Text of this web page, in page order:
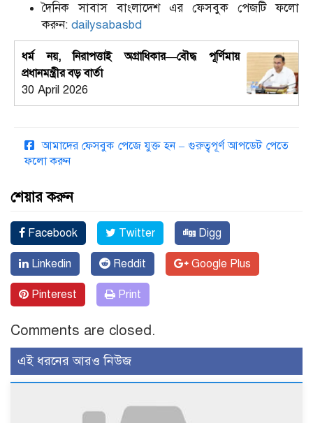
দৈনিক সাবাস বাংলাদেশ এর ফেসবুক পেজটি ফলো
করুন: dailysabasbd
ধর্ম নয়, নিরাপত্তাই অগ্রাধিকার—বৌদ্ধ পূর্ণিমায়
প্রধানমন্ত্রীর বড় বার্তা
30 April 2026
আমাদের ফেসবুক পেজে যুক্ত হন – গুরুত্বপূর্ণ আপডেট পেতে
ফলো করুন
শেয়ার করুন
Facebook Twitter Digg
Linkedin Reddit Google Plus
Pinterest Print
Comments are closed.
এই ধরনের আরও নিউজ